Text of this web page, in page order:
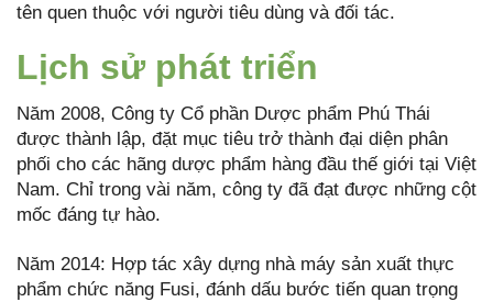
tên quen thuộc với người tiêu dùng và đối tác.
Lịch sử phát triển
Năm 2008, Công ty Cổ phần Dược phẩm Phú Thái
được thành lập, đặt mục tiêu trở thành đại diện phân
phối cho các hãng dược phẩm hàng đầu thế giới tại Việt
Nam. Chỉ trong vài năm, công ty đã đạt được những cột
mốc đáng tự hào.
Năm 2014: Hợp tác xây dựng nhà máy sản xuất thực
phẩm chức năng Fusi, đánh dấu bước tiến quan trọng